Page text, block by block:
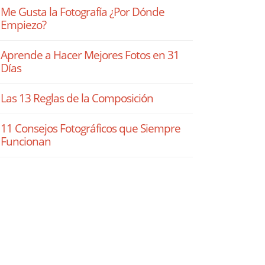
Me Gusta la Fotografía ¿Por Dónde
Empiezo?
Aprende a Hacer Mejores Fotos en 31
Días
Las 13 Reglas de la Composición
11 Consejos Fotográficos que Siempre
Funcionan